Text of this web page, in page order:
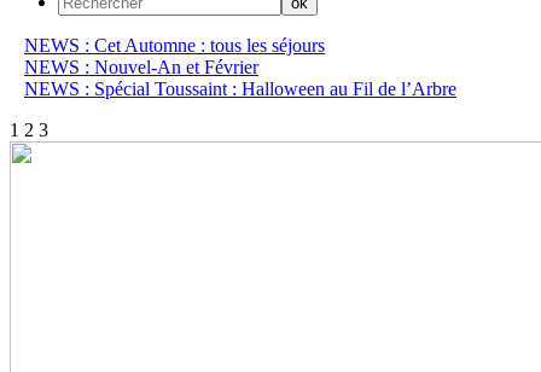
NEWS : Cet Automne : tous les séjours
NEWS : Nouvel-An et Février
NEWS : Spécial Toussaint : Halloween au Fil de l’Arbre
1 2 3